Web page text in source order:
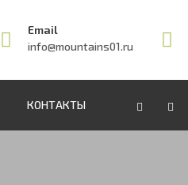
Email
info@mountains01.ru
КОНТАКТЫ